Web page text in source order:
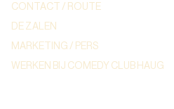
CONTACT / ROUTE
DE ZALEN
MARKETING / PERS
WERKEN BIJ COMEDY CLUB HAUG